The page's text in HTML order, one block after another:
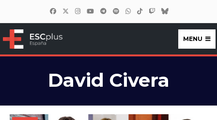
ESCplus España
MENU
David Civera